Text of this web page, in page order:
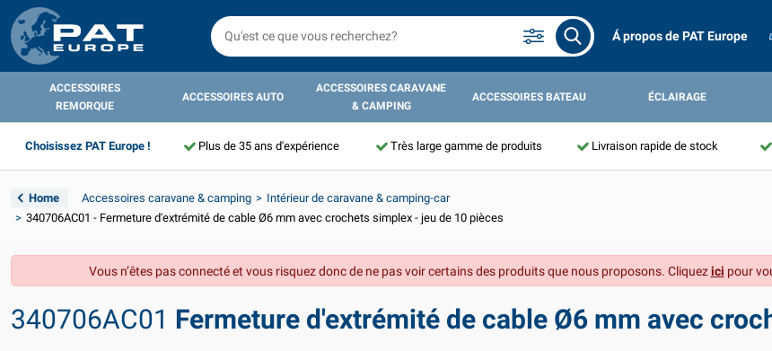
Á propos de PAT Europe
ACCESSOIRES
REMORQUE
ACCESSOIRES AUTO
ACCESSOIRES CARAVANE
& CAMPING
ACCESSOIRES BATEAU ÉCLAIRAGE
Choisissez PAT Europe ! Plus de 35 ans d'expérience Très large gamme de produits Livraison rapide de stock
Home Accessoires caravane & camping
Intérieur de caravane & camping-car
340706AC01 - Fermeture d'extrémité de cable Ø6 mm avec crochets simplex - jeu de 10 pièces
Vous n’êtes pas connecté et vous risquez donc de ne pas voir certains des produits que nous proposons. Cliquezici pour
340706AC01 Fermeture d'extrémité de cable Ø6 mm avec